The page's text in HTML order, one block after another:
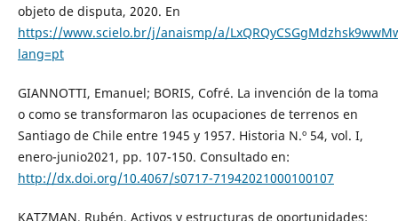
objeto de disputa, 2020. En
https://www.scielo.br/j/anaismp/a/
lang=pt
GIANNOTTI, Emanuel; BORIS, Cofré. La invención de la toma
o como se transformaron las ocupaciones de terrenos en
Santiago de Chile entre 1945 y 1957. Historia N.º 54, vol. I,
enero-junio2021, pp. 107-150. Consultado en:
http://dx.doi.org/10.4067/s0717-71942021000100107
KATZMAN, Rubén. Activos y estructuras de oportunidades: